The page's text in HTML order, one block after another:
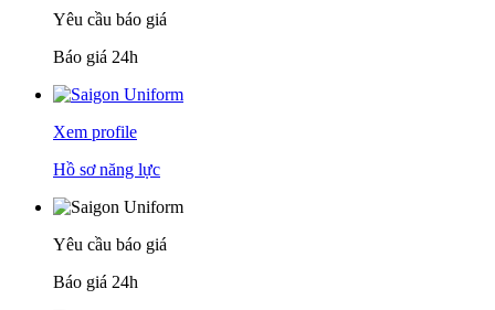
Yêu cầu báo giá
Báo giá 24h
Xem profile
Hồ sơ năng lực
Yêu cầu báo giá
Báo giá 24h